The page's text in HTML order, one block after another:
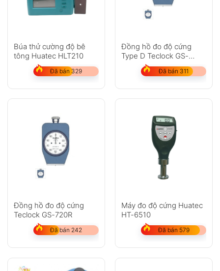
Búa thử cường độ bê
tông Huatec HLT210
Đã bán 329
Đồng hồ đo độ cứng
Type D Teclock GS-
Đã bán 311
Đồng hồ đo độ cứng
Teclock GS-720R
Đã bán 242
Máy đo độ cứng Huatec
HT-6510
Đã bán 579